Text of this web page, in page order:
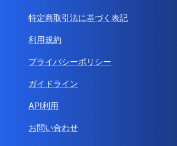
特定商取引法に基づく表記
利用規約
プライバシーポリシー
ガイドライン
API利用
お問い合わせ